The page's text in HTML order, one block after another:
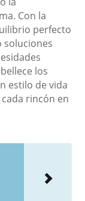
Con la
perfecto
soluciones
los
estilo de vida
rincón en